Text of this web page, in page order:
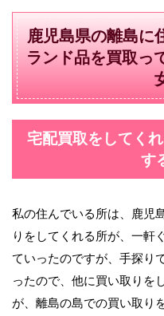
鹿児島県の離島に
ランド品を買取っ
宅配買取をしてく
す
私の住んでいる所は、鹿児
りをしてくれる所が、一軒
ていったのですが、手探り
ったので、他に買い取りを
が、離島の島での買い取り